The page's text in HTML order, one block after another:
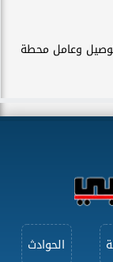
وعامل محطة
الحوادث